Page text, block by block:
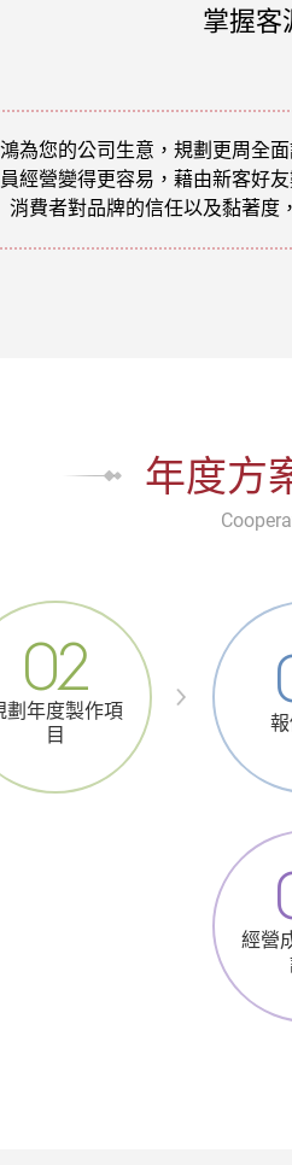
掌握客
為您的公司生意，規劃更周全
經營變得更容易，藉由新客好
消費者對品牌的信任以及黏著度
年度方
02
劃年度製作項
目
經營